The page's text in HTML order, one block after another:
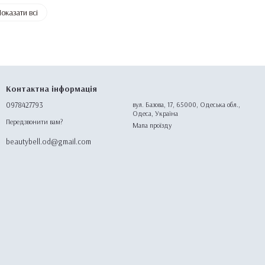
всі
Контактна інформація
0978427793
Передзвонити вам?
beautybell.od@gmail.com
вул. Базова, 17, 65000, Одеська обл.,
Одеса, Україна
Мапа проїзду